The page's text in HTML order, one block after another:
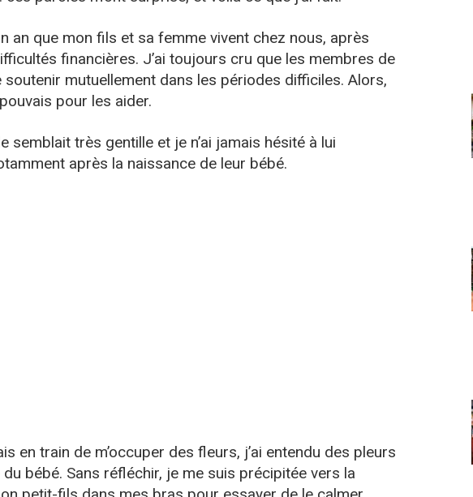
an que mon fils et sa femme vivent chez nous, après
financières. J’ai toujours cru que les membres de
soutenir mutuellement dans les périodes difficiles. Alors,
pour les aider.
semblait très gentille et je n’ai jamais hésité à lui
après la naissance de leur bébé.
en train de m’occuper des fleurs, j’ai entendu des pleurs
bébé. Sans réfléchir, je me suis précipitée vers la